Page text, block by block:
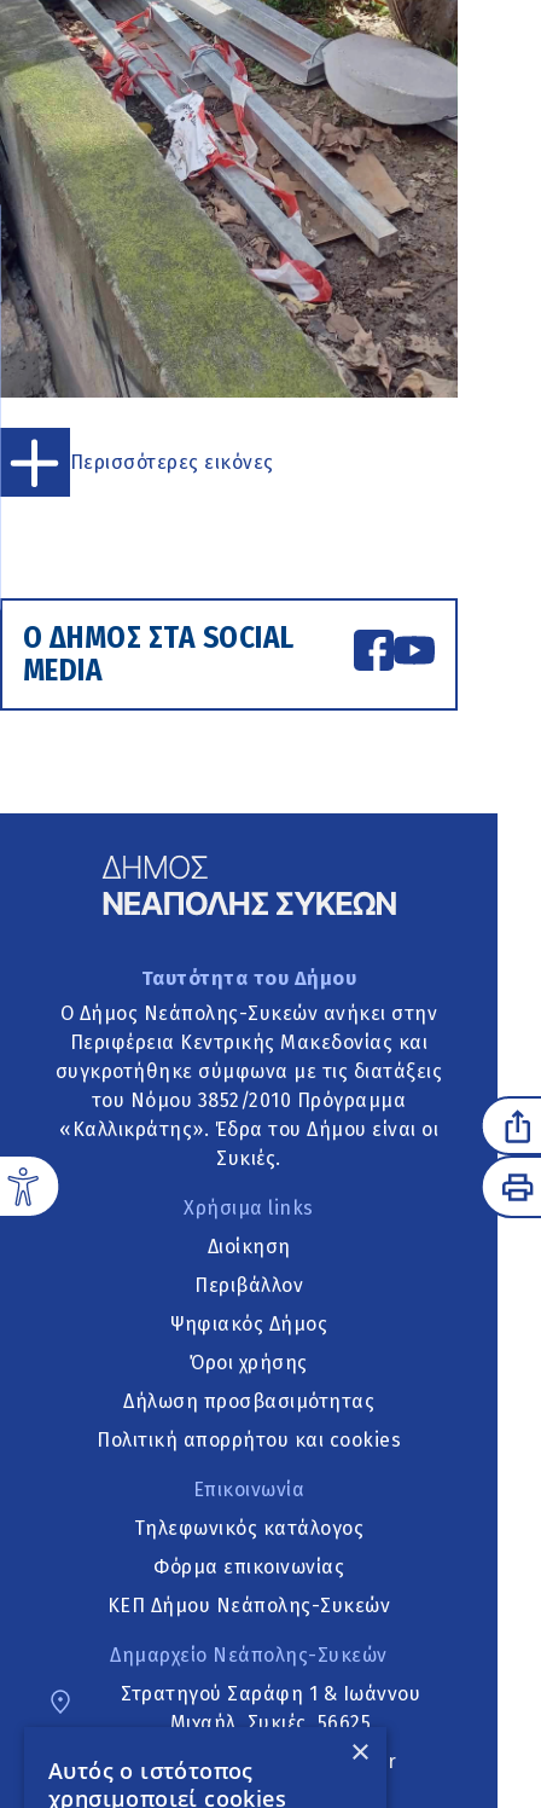
Περισσότερες εικόνες
Ο ΔΗΜΟΣ ΣΤΑ SOCIAL
MEDIA
Ταυτότητα του Δήμου
Ο Δήμος Νεάπολης-Συκεών ανήκει στην
Περιφέρεια Κεντρικής Μακεδονίας και
συγκροτήθηκε σύμφωνα με τις διατάξεις
του Νόμου 3852/2010 Πρόγραμμα
«Καλλικράτης». Έδρα του Δήμου είναι οι
Συκιές.
Χρήσιμα links
Διοίκηση
Περιβάλλον
Ψηφιακός Δήμος
Όροι χρήσης
Δήλωση προσβασιμότητας
Πολιτική απορρήτου και cookies
Επικοινωνία
Τηλεφωνικός κατάλογος
Φόρμα επικοινωνίας
ΚΕΠ Δήμου Νεάπολης-Συκεών
Δημαρχείο Νεάπολης-Συκεών
Στρατηγού Σαράφη 1 & Ιωάννου
Μιχαήλ, Συκιές, 56625
neapoli.sykies@ddt.gov.gr
×
Αυτός ο ιστότοπος
χρησιμοποιεί cookies